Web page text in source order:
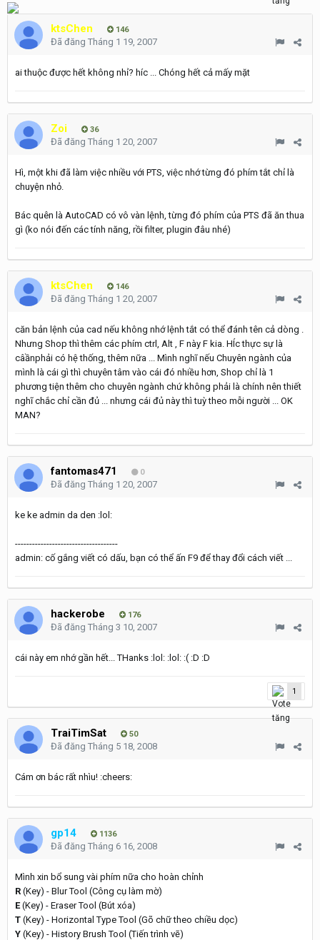
ktsChen 146
Đã đăng Tháng 1 19, 2007
ai thuộc được hết không nhỉ? híc ... Chóng hết cả mấy mặt
Zoi 36
Đã đăng Tháng 1 20, 2007
Hì, một khi đã làm việc nhiều với PTS, việc nhớ từng đó phím tắt chỉ là
chuyện nhỏ.
Bác quên là AutoCAD có vô vàn lệnh, từng đó phím của PTS đã ăn thua
gì (ko nói đến các tính năng, rồi filter, plugin đâu nhé)
ktsChen 146
Đã đăng Tháng 1 20, 2007
căn bản lệnh của cad nếu không nhớ lệnh tắt có thể đánh tên cả dòng .
Nhưng Shop thì thêm các phím ctrl, Alt , F này F kia. HÍc thực sự là
câầnphải có hệ thống, thêm nữa ... Mình nghĩ nếu Chuyên ngành của
mình là cái gì thì chuyên tâm vào cái đó nhiều hơn, Shop chỉ là 1
phương tiện thêm cho chuyên ngành chứ không phải là chính nên thiết
nghĩ chắc chỉ cần đủ ... nhưng cái đủ này thì tuỳ theo mỗi người ... OK
MAN?
fantomas471 0
Đã đăng Tháng 1 20, 2007
ke ke admin da den :lol:
------------------------------------
admin: cố gắng viết có dấu, bạn có thể ấn F9 để thay đổi cách viết ...
hackerobe 176
Đã đăng Tháng 3 10, 2007
cái này em nhớ gần hết... THanks :lol: :lol: :( :D :D
1
TraiTimSat 50
Đã đăng Tháng 5 18, 2008
Cám ơn bác rất nhìu! :cheers:
gp14 1136
Đã đăng Tháng 6 16, 2008
Mình xin bổ sung vài phím nữa cho hoàn chỉnh
R (Key) - Blur Tool (Công cụ làm mờ)
E(Key) - Eraser Tool (Bút xóa)
T (Key) - Horizontal Type Tool (Gõ chữ theo chiều dọc)
Y (Key) - History Brush Tool (Tiến trình vẽ)